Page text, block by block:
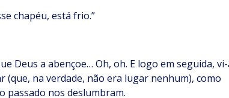
chapéu, está frio.”
Deus a abençoe… Oh, oh. E logo em seguida,
na verdade, não era lugar nenhum), como
passado nos deslumbram.